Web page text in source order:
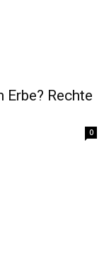
Rechte
0